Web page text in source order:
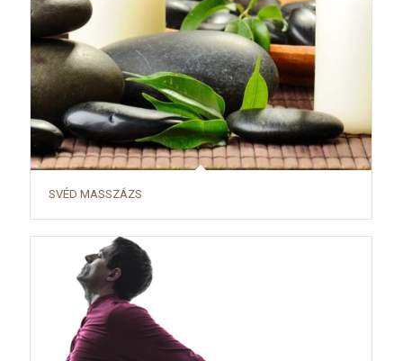
SVÉD MASSZÁZS